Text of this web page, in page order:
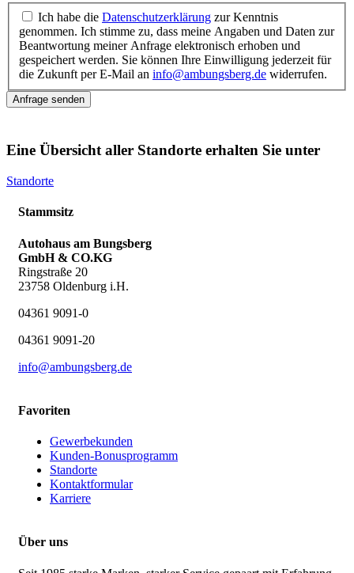
Ich habe die Datenschutzerklärung zur Kenntnis
genommen. Ich stimme zu, dass meine Angaben und Daten zur
Beantwortung meiner Anfrage elektronisch erhoben und
gespeichert werden. Sie können Ihre Einwilligung jederzeit für
die Zukunft per E-Mail an info@ambungsberg.de widerrufen.
Anfrage senden
Eine Übersicht aller Standorte erhalten Sie unter
Standorte
Stammsitz
Autohaus am Bungsberg
GmbH & CO.KG
Ringstraße 20
23758 Oldenburg i.H.
04361 9091-0
04361 9091-20
info@ambungsberg.de
Favoriten
Gewerbekunden
Kunden-Bonusprogramm
Standorte
Kontaktformular
Karriere
Über uns